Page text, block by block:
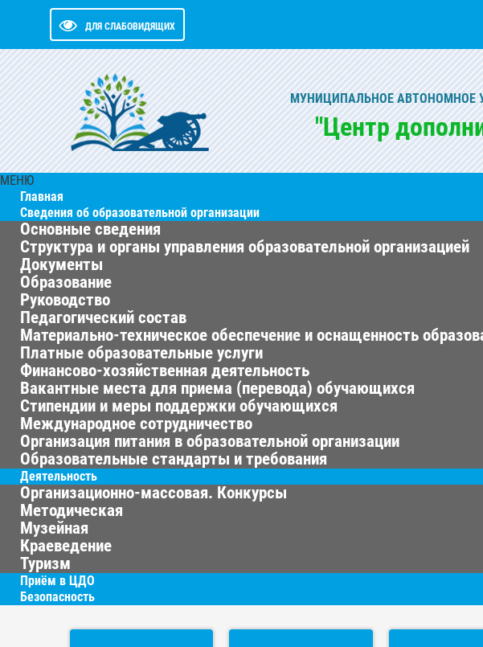
ДЛЯ СЛАБОВИДЯЩИХ
МУНИЦИПАЛЬНОЕ АВТОНОМНОЕ
"Центр
МЕНЮ
Главная
Сведения об образовательной организации
Основные сведения
Структура и органы управления образовательной организацией
Документы
Образование
Руководство
Педагогический состав
Материально-техническое обеспечение и оснащенность
Платные образовательные услуги
Финансово-хозяйственная деятельность
Вакантные места для приема (перевода) обучающихся
Стипендии и меры поддержки обучающихся
Международное сотрудничество
Организация питания в образовательной организации
Образовательные стандарты и требования
Деятельность
Организационно-массовая. Конкурсы
Методическая
Музейная
Краеведение
Туризм
Приём в ЦДО
Безопасность